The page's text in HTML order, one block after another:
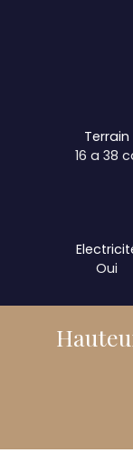
Terrain
16 a 38
Oui